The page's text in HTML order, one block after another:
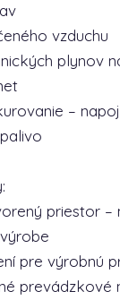
vzduchu
plynov
–
priestor –
pre výrobnú
prevádzkové